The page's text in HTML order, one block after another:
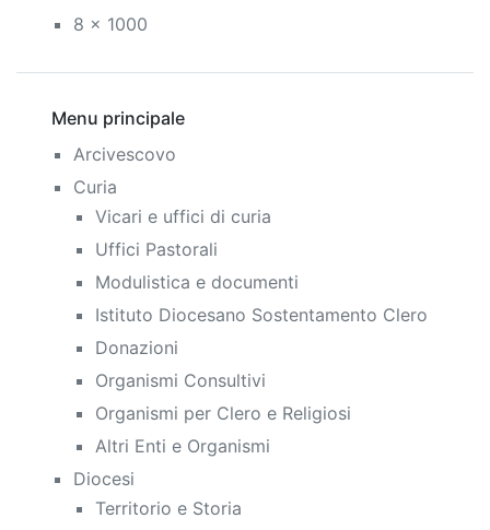
8 x 1000
Menu principale
Arcivescovo
Curia
Vicari e uffici di curia
Uffici Pastorali
Modulistica e documenti
Istituto Diocesano Sostentamento Clero
Donazioni
Organismi Consultivi
Organismi per Clero e Religiosi
Altri Enti e Organismi
Diocesi
Territorio e Storia